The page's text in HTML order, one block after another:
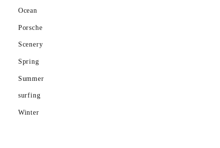
Ocean
Porsche
Scenery
Spring
Summer
surfing
Winter